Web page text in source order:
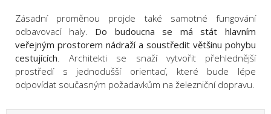
Zásadní proměnou projde také samotné fungování
odbavovací haly. Do budoucna se má stát hlavním
veřejným prostorem nádraží a soustředit většinu pohybu
cestujících. Architekti se snaží vytvořit přehlednější
prostředí s jednodušší orientací, které bude lépe
odpovídat současným požadavkům na železniční dopravu.